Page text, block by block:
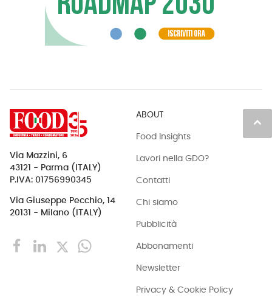
keyboard_arrow_up
Via Mazzini, 6
43121 - Parma (ITALY)
P.IVA: 01756990345
Via Giuseppe Pecchio, 14
20131 - Milano (ITALY)
ABOUT
Food Insights
Lavori nella GDO?
Contatti
Chi siamo
Pubblicità
Abbonamenti
Newsletter
Privacy & Cookie Policy